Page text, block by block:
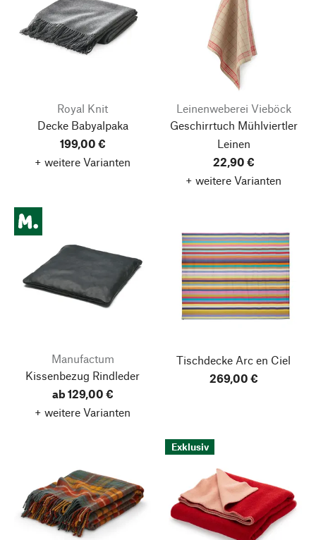
Royal Knit
Decke Babyalpaka
199,00 €
+ weitere Varianten
Leinenweberei Vieböck
Geschirrtuch Mühlviertler
Leinen
22,90 €
+ weitere Varianten
Manufactum
Kissenbezug Rindleder
ab 129,00 €
+ weitere Varianten
Tischdecke Arc en Ciel
269,00 €
Exklusiv